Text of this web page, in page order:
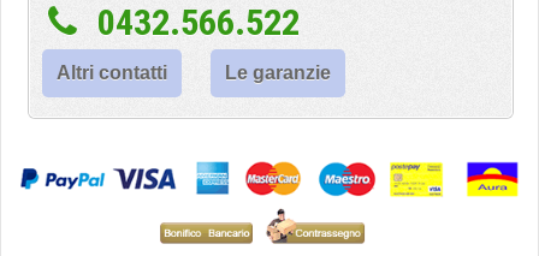
0432.566.522
Altri contatti Le garanzie